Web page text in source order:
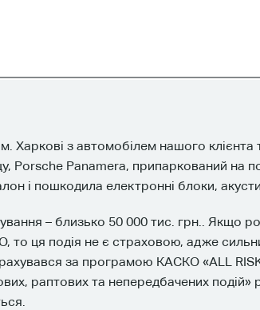
Харкові з автомобілем нашого клієнта
Porsche Panamera, припаркований на
і пошкодила електронні блоки,
– близько 50 000 тис. грн.. Якщо
то ця подія не є страховою, адже
за програмою КАСКО «ALL
раптових та непередбачених